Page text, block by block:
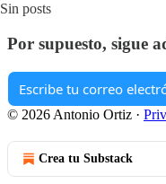
Sin posts
Por supuesto, sigue
© 2026 Antonio Ortiz ·
Crea tu Substack